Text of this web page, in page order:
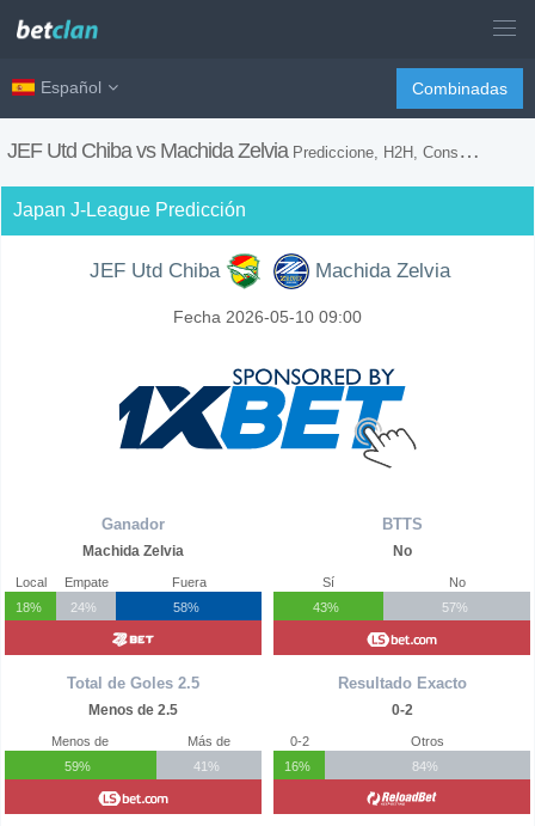
Español Combinadas
JEF Utd Chiba vs Machida Zelvia Prediccione, H2H, Consejos de Apuestas y Previsión del Partido
Japan J-League Predicción
JEF Utd Chiba Machida Zelvia
Fecha 2026-05-10 09:00
Ganador
Machida Zelvia
Local
18%
Empate
24%
Fuera
58%
Total de Goles 2.5
Menos de 2.5
Menos de
59%
Más de
41%
BTTS
No
Sí
43%
No
57%
Resultado Exacto
0-2
0-2
16%
Otros
84%